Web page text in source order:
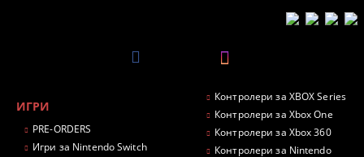
ИГРИ
PRE-ORDERS
Игри за Nintendo Switch
Контролери за XBOX Series
Контролери за Xbox One
Контролери за Xbox 360
Контролери за Nintendo